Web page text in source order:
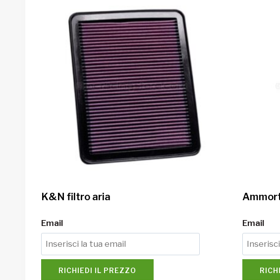
K&N filtro aria
Email
RICHIEDI IL PREZZO
Email